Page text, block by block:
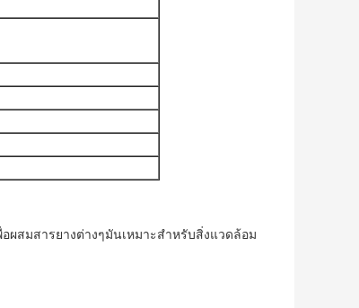
ผสมสารยางต่างๆมันเหมาะสําหรับสิ่งแวดล้อม